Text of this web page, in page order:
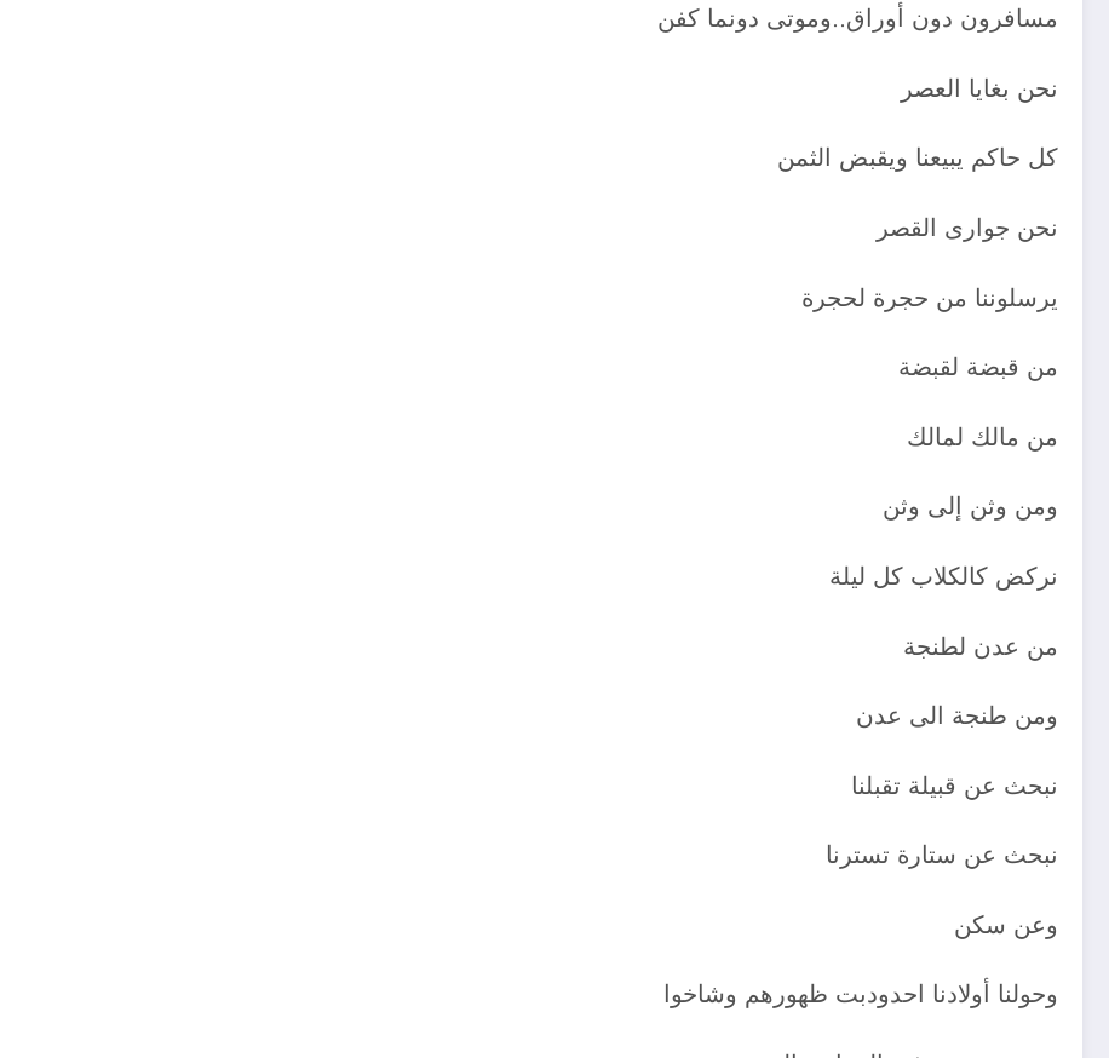
مسافرون دون أوراق..وموتى دونما كفن
نحن بغايا العصر
كل حاكم يبيعنا ويقبض الثمن
نحن جوارى القصر
يرسلوننا من حجرة لحجرة
من قبضة لقبضة
من مالك لمالك
ومن وثن إلى وثن
نركض كالكلاب كل ليلة
من عدن لطنجة
ومن طنجة الى عدن
نبحث عن قبيلة تقبلنا
نبحث عن ستارة تسترنا
وعن سكن
وحولنا أولادنا احدودبت ظهورهم وشاخوا